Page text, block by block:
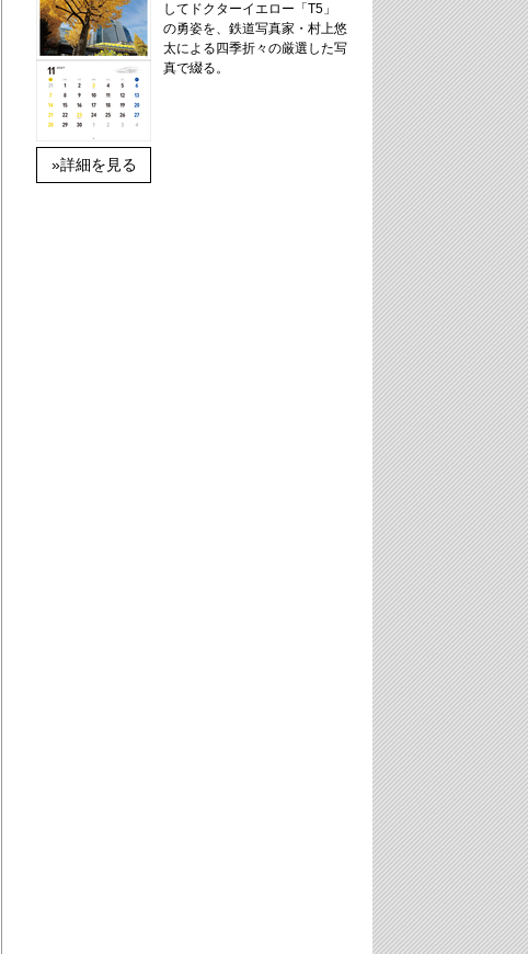
»詳細を見る
してドクターイエロー「T5」
の勇姿を、鉄道写真家・村上悠
太による四季折々の厳選した写
真で綴る。